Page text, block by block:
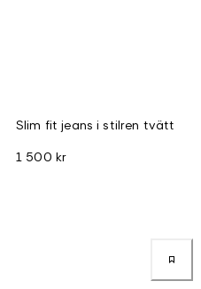
Slim fit jeans i stilren tvätt
1 500 kr